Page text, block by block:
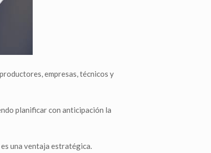
empresas, técnicos y
planificar con anticipación la
una ventaja estratégica.